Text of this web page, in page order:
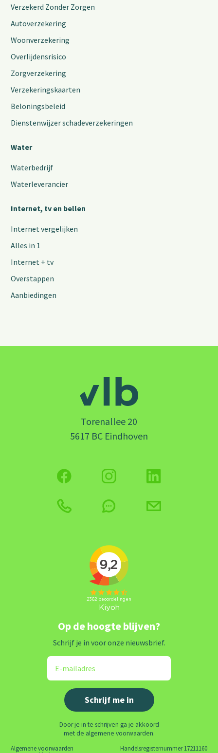
Verzekerd Zonder Zorgen
Autoverzekering
Woonverzekering
Overlijdensrisico
Zorgverzekering
Verzekeringskaarten
Beloningsbeleid
Dienstenwijzer schadeverzekeringen
Water
Waterbedrijf
Waterleverancier
Internet, tv en bellen
Internet vergelijken
Alles in 1
Internet + tv
Overstappen
Aanbiedingen
Torenallee 20
5617 BC Eindhoven
Op de hoogte blijven?
Schrijf je in voor onze nieuwsbrief.
Door je in te schrijven ga je akkoord
met de algemene voorwaarden.
Algemene voorwaarden
Handelsregisternummer 17211160